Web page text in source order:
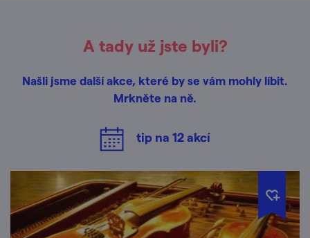
A tady už jste byli?
Našli jsme další akce, které by se vám mohly líbit.
Mrkněte na ně.
tip na 12akcí